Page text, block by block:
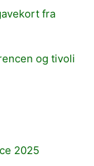
fra
og tivoli
2025